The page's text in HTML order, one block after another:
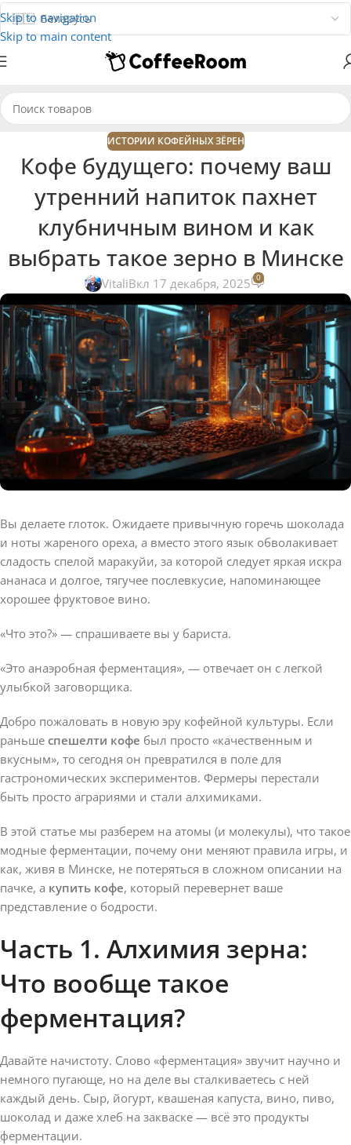
Skip to navigation
Skip to main content
ИСТОРИИ КОФЕЙНЫХ ЗЁРЕН
Кофе будущего: почему ваш
утренний напиток пахнет
клубничным вином и как
выбрать такое зерно в Минске
VitaliВкл 17 декабря, 2025 0
Вы делаете глоток. Ожидаете привычную горечь шоколада
и ноты жареного ореха, а вместо этого язык обволакивает
сладость спелой маракуйи, за которой следует яркая искра
ананаса и долгое, тягучее послевкусие, напоминающее
хорошее фруктовое вино.
«Что это?» — спрашиваете вы у бариста.
«Это анаэробная ферментация», — отвечает он с легкой
улыбкой заговорщика.
Добро пожаловать в новую эру кофейной культуры. Если
раньше спешелти кофе был просто «качественным и
вкусным», то сегодня он превратился в поле для
гастрономических экспериментов. Фермеры перестали
быть просто аграриями и стали алхимиками.
В этой статье мы разберем на атомы (и молекулы), что такое
модные ферментации, почему они меняют правила игры, и
как, живя в Минске, не потеряться в сложном описании на
пачке, а купить кофе, который перевернет ваше
представление о бодрости.
Часть 1. Алхимия зерна:
Что вообще такое
ферментация?
Давайте начистоту. Слово «ферментация» звучит научно и
немного пугающе, но на деле вы сталкиваетесь с ней
каждый день. Сыр, йогурт, квашеная капуста, вино, пиво,
шоколад и даже хлеб на закваске — всё это продукты
ферментации.